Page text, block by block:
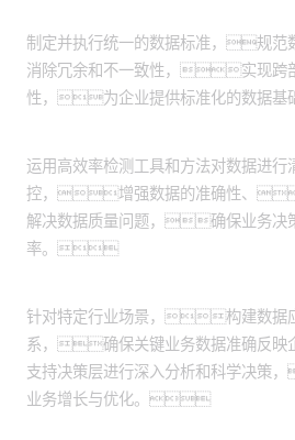
制定并执行统一的数据标准，规
消除冗余和不一致性，实现跨
性，为企业提供标准化的数据
运用高效率检测工具和方法对数据进
控，增强数据的准确性、
解决数据质量问题，确保业务决
率。
针对特定行业场景，构建数据
系，确保关键业务数据准确反
支持决策层进行深入分析和科学决策
业务增长与优化。